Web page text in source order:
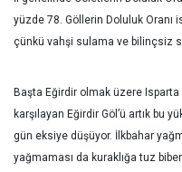
yüzde 78. Göllerin Doluluk Oranı
çünkü vahşi sulama ve bilinçsiz
Başta Eğirdir olmak üzere
karşılayan Eğirdir Göl’ü artık bu
gün eksiye düşüyor. İlkbahar
yağmaması da kuraklığa tuz